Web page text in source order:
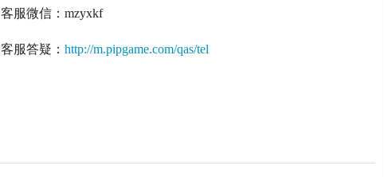
客服微信：mzyxkf
客服答疑：http://m.pipgame.com/qas/tel